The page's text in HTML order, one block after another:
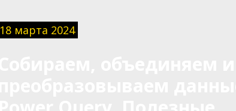
18 марта 2024